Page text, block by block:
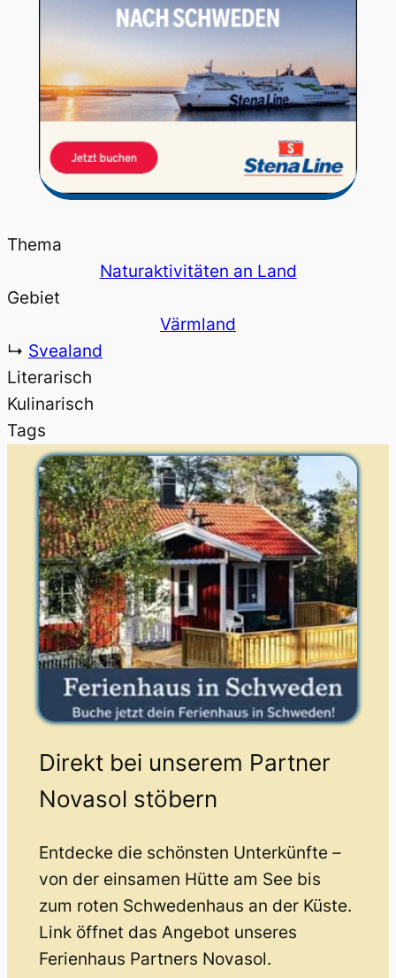
Thema
Naturaktivitäten an Land
Gebiet
Värmland
↳ Svealand
Literarisch
Kulinarisch
Tags
Direkt bei unserem Partner
Novasol stöbern
Entdecke die schönsten Unterkünfte –
von der einsamen Hütte am See bis
zum roten Schwedenhaus an der Küste.
Link öffnet das Angebot unseres
Ferienhaus Partners Novasol.